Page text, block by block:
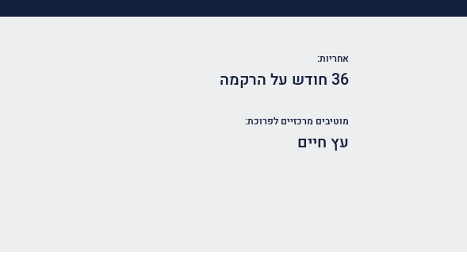
אחריות:
36 חודש על הרקמה
מוטיבים מרכזיים לפרוכת:
עץ חיים